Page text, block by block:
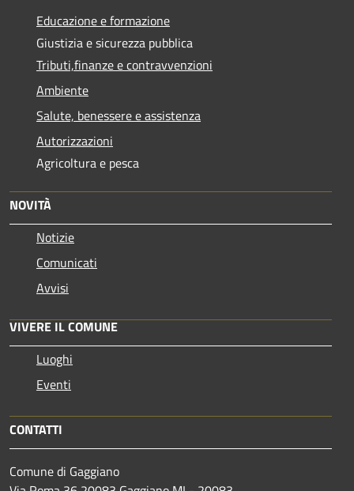
Educazione e formazione
Giustizia e sicurezza pubblica
Tributi,finanze e contravvenzioni
Ambiente
Salute, benessere e assistenza
Autorizzazioni
Agricoltura e pesca
NOVITÀ
Notizie
Comunicati
Avvisi
VIVERE IL COMUNE
Luoghi
Eventi
CONTATTI
Comune di Gaggiano